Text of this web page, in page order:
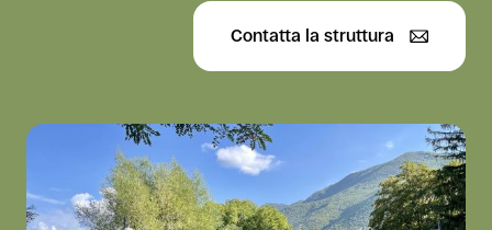
Contatta la struttura